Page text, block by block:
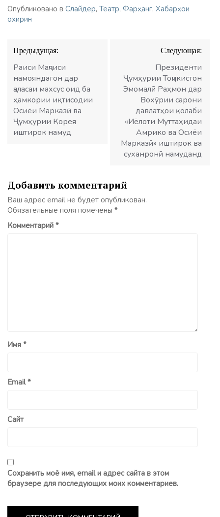
Опубликовано в Слайдер, Театр, Фарҳанг, Хабарҳои
охирин
Навигация
по
записям
Предыдущая:
Раиси Маҷлиси
намояндагон дар
ҷаласаи махсус оид ба
ҳамкории иқтисодии
Осиёи Марказӣ ва
Ҷумҳурии Корея
иштирок намуд
Следующая:
Президенти
Ҷумҳурии Тоҷикистон
Эмомалӣ Раҳмон дар
Вохӯрии сарони
давлатҳои қолаби
«Иёлоти Муттаҳидаи
Амрико ва Осиёи
Марказӣ» иштирок ва
суханронӣ намуданд
Добавить комментарий
Ваш адрес email не будет опубликован.
Обязательные поля помечены *
Комментарий *
Имя *
Email*
Сайт
Сохранить моё имя, email и адрес сайта в этом
браузере для последующих моих комментариев.